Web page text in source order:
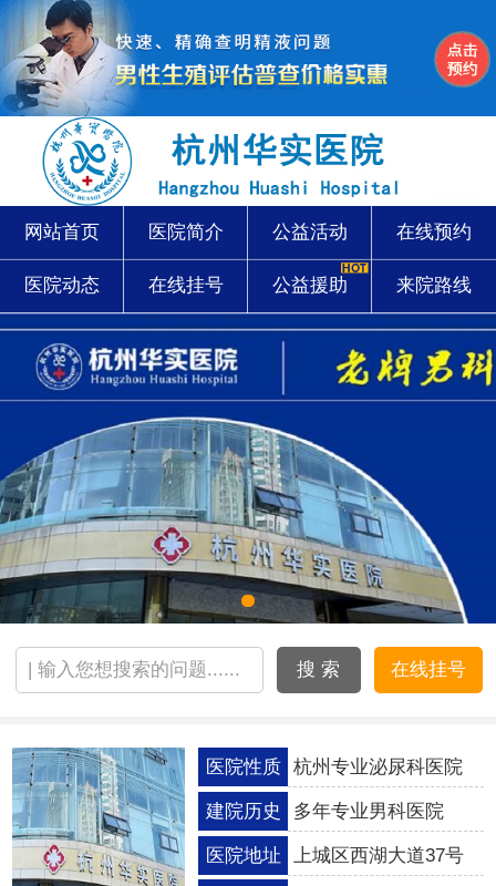
网站首页 医院简介 公益活动 在线预约
医院动态 在线挂号 公益援助 来院路线
搜 索 在线挂号
医院性质 杭州专业泌尿科医院
建院历史 多年专业男科医院
医院地址 上城区西湖大道37号